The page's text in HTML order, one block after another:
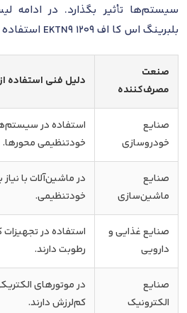
سیستم‌ها تأثیر بگذارد. در ادامه
بلبرینگ اس کا اف 1209 EKTN9 استفاده می‌کنند آورده شده است.
صنعت
مصرف‌کننده
دلیل فنی استفاده
صنایع
خودروسازی
استفاده در
خودتنظیمی محورها.
صنایع
ماشین‌سازی
در ماشین‌آلات با نیاز
خودتنظیمی.
صنایع غذایی و
دارویی
استفاده در تجهیزات
رطوبت دارند.
صنایع
الکترونیک
در موتورهای
کم‌لرزش دارند.